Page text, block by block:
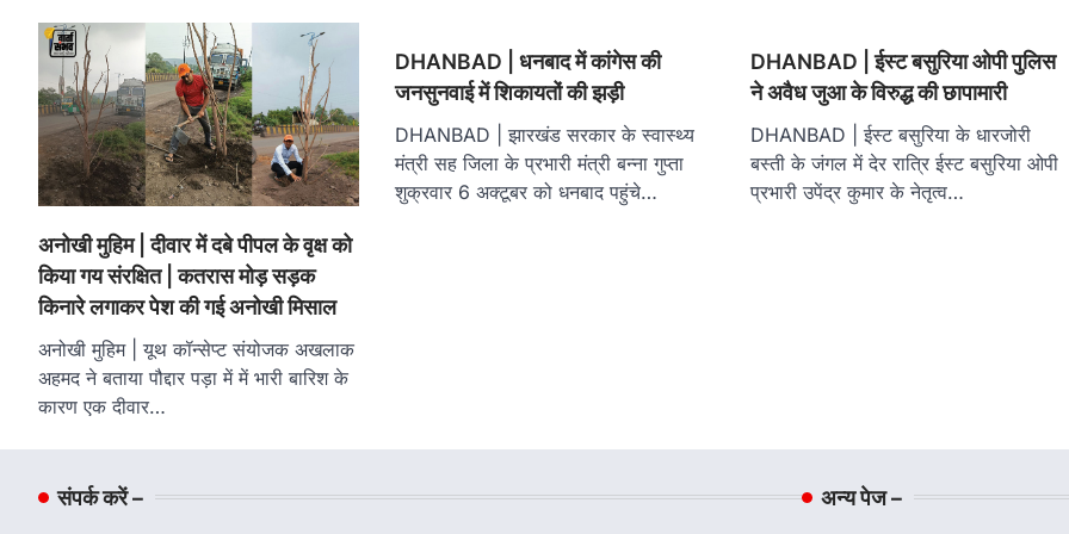
अनोखी मुहिम | दीवार में दबे पीपल के वृक्ष को
किया गय संरक्षित | कतरास मोड़ सड़क
किनारे लगाकर पेश की गई अनोखी मिसाल
अनोखी मुहिम | यूथ कॉन्सेप्ट संयोजक अखलाक
अहमद ने बताया पौद्दार पड़ा में में भारी बारिश के
कारण एक दीवार…
DHANBAD | धनबाद में कांगेस की
जनसुनवाई में शिकायतों की झड़ी
DHANBAD | झारखंड सरकार के स्वास्थ्य
मंत्री सह जिला के प्रभारी मंत्री बन्ना गुप्ता
शुक्रवार 6 अक्टूबर को धनबाद पहुंचे…
DHANBAD | ईस्ट बसुरिया ओपी पुलिस
ने अवैध जुआ के विरुद्ध की छापामारी
DHANBAD | ईस्ट बसुरिया के धारजोरी
बस्ती के जंगल में देर रात्रि ईस्ट बसुरिया ओपी
प्रभारी उपेंद्र कुमार के नेतृत्व…
संपर्क करें – अन्य पेज –